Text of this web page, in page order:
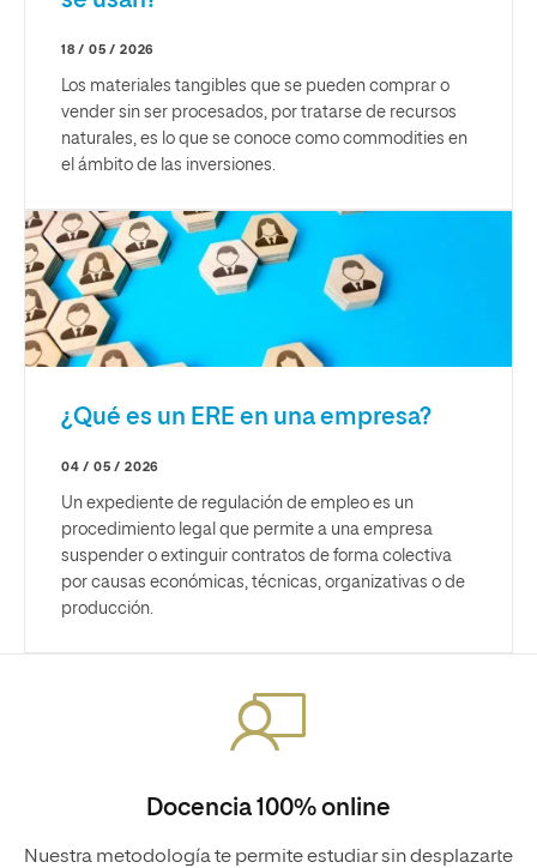
18 / 05 / 2026
Los materiales tangibles que se pueden comprar o
vender sin ser procesados, por tratarse de recursos
naturales, es lo que se conoce como commodities en
el ámbito de las inversiones.
¿Qué es un ERE en una empresa?
04 / 05 / 2026
Un expediente de regulación de empleo es un
procedimiento legal que permite a una empresa
suspender o extinguir contratos de forma colectiva
por causas económicas, técnicas, organizativas o de
producción.
Docencia 100% online
Nuestra metodología te permite estudiar sin desplazarte